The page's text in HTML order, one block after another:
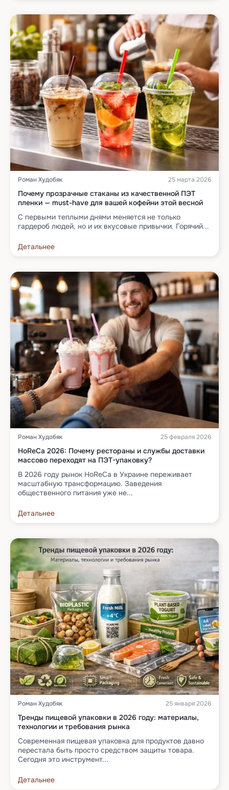
Роман Худобяк 25 марта 2026
Почему прозрачные стаканы из качественной ПЭТ
пленки — must-have для вашей кофейни этой весной
С первыми теплыми днями меняется не только
гардероб людей, но и их вкусовые привычки. Горячий...
Детальнее
Роман Худобяк 25 февраля 2026
HoReCa 2026: Почему рестораны и службы доставки
массово переходят на ПЭТ-упаковку?
В 2026 году рынок HoReCa в Украине переживает
масштабную трансформацию. Заведения
общественного питания уже не...
Детальнее
Роман Худобяк 25 января 2026
Тренды пищевой упаковки в 2026 году: материалы,
технологии и требования рынка
Современная пищевая упаковка для продуктов давно
перестала быть просто средством защиты товара.
Сегодня это инструмент...
Детальнее